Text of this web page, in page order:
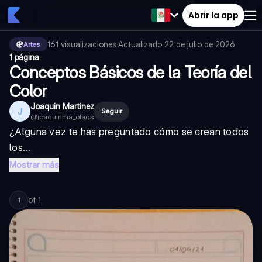
Abrir la app
Artes 161 visualizaciones·Actualizado 22 de julio de 2026·
1 página
Conceptos Básicos de la Teoría del
Color
J Joaquin Martinez
@joaquinma_olags
Seguir
¿Alguna vez te has preguntado cómo se crean todos
los...
Mostrar más
1 of 1